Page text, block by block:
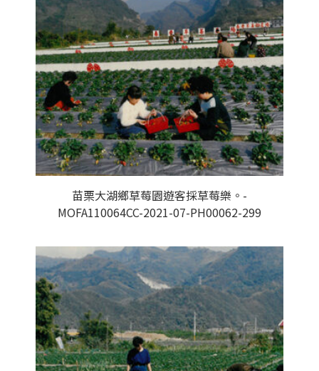
苗栗大湖鄉草莓園遊客採草莓樂。-
MOFA110064CC-2021-07-PH00062-299